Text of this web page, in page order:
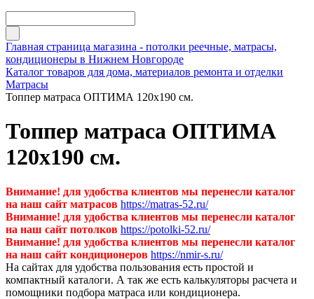
Главная страница магазина - потолки реечные, матрасы,
кондиционеры в Нижнем Новгороде
Каталог товаров для дома, материалов ремонта и отделки
Матрасы
Топпер матраса ОПТИМА 120х190 см.
Топпер матраса ОПТИМА
120х190 см.
Внимание! для удобства клиентов мы перенесли каталог
на наш сайт матрасов https://matras-52.ru/
Внимание! для удобства клиентов мы перенесли каталог
на наш сайт потолков https://potolki-52.ru/
Внимание! для удобства клиентов мы перенесли каталог
на наш сайт кондиционеров https://nmir-s.ru/
На сайтах для удобства пользования есть простой и
компактный каталоги. А так же есть калькуляторы расчета и
помощники подбора матраса или кондиционера.